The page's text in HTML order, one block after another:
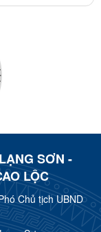
SƠN -
LỘC
Chủ tịch UBND